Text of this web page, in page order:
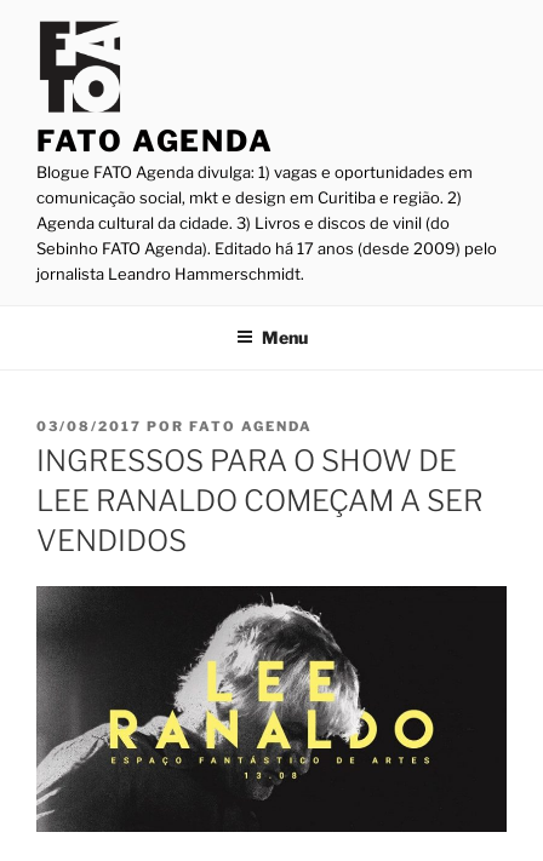
conteúdo
FATO AGENDA
Blogue FATO Agenda divulga: 1) vagas e oportunidades em
comunicação social, mkt e design em Curitiba e região. 2)
Agenda cultural da cidade. 3) Livros e discos de vinil (do
Sebinho FATO Agenda). Editado há 17 anos (desde 2009) pelo
jornalista Leandro Hammerschmidt.
Menu
PUBLICADO
EM
03/08/2017 POR FATO AGENDA
INGRESSOS PARA O SHOW DE
LEE RANALDO COMEÇAM A SER
VENDIDOS